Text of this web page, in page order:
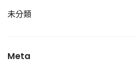
未分類
Meta